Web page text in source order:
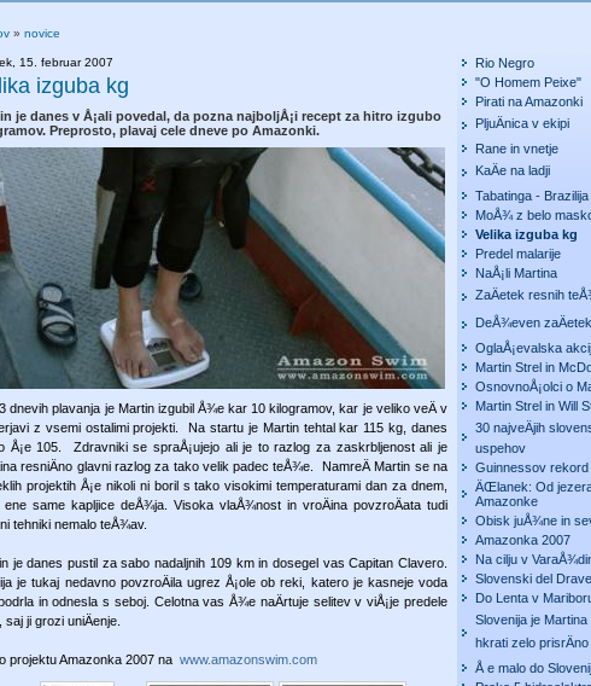
» novice
15. februar 2007
izguba kg
je danes v Å¡ali povedal, da pozna najboljÅ¡i recept za hitro izgubo
Preprosto, plavaj cele dneve po Amazonki.
dnevih plavanja je Martin izgubil Å¾e kar 10 kilogramov, kar je veliko veÄ v
z vsemi ostalimi projekti. Na startu je Martin tehtal kar 115 kg, danes
Å¡e 105. Zdravniki se spraÅ¡ujejo ali je to razlog za zaskrbljenost ali je
resniÄno glavni razlog za tako velik padec teÅ¾e. NamreÄ Martin se na
projektih Å¡e nikoli ni boril s tako visokimi temperaturami dan za dnem,
ene same kapljice deÅ¾ja. Visoka vlaÅ¾nost in vroÄina povzroÄata tudi
tehniki nemalo teÅ¾av.
je danes pustil za sabo nadaljnih 109 km in dosegel vas Capitan Clavero.
je tukaj nedavno povzroÄila ugrez Å¡ole ob reki, katero je kasneje voda
in odnesla s seboj. Celotna vas Å¾e naÄrtuje selitev v viÅ¡je predele
saj ji grozi uniÄenje.
o projektu Amazonka 2007 na www.amazonswim.com
Rio Negro
"O Homem Peixe"
Pirati na Amazonki
PljuÄnica v ekipi
Rane in vnetje
KaÄe na ladji
Tabatinga - Brazilija
MoÅ¾ z belo
Velika izguba kg
Predel malarije
NaÅ¡li Martina
ZaÄetek resnih
DeÅ¾even
OglaÅ¡evalska
Martin Strel in
OsnovnoÅ¡olci o
Martin Strel in Will
30 najveÄjih
uspehov
Guinnessov rekord
ÄŒlanek: Od
Amazonke
Obisk juÅ¾ne in
Amazonka 2007
Na cilju v
Slovenski del
Do Lenta v
Slovenija je Martina
hkrati zelo
Å e malo do